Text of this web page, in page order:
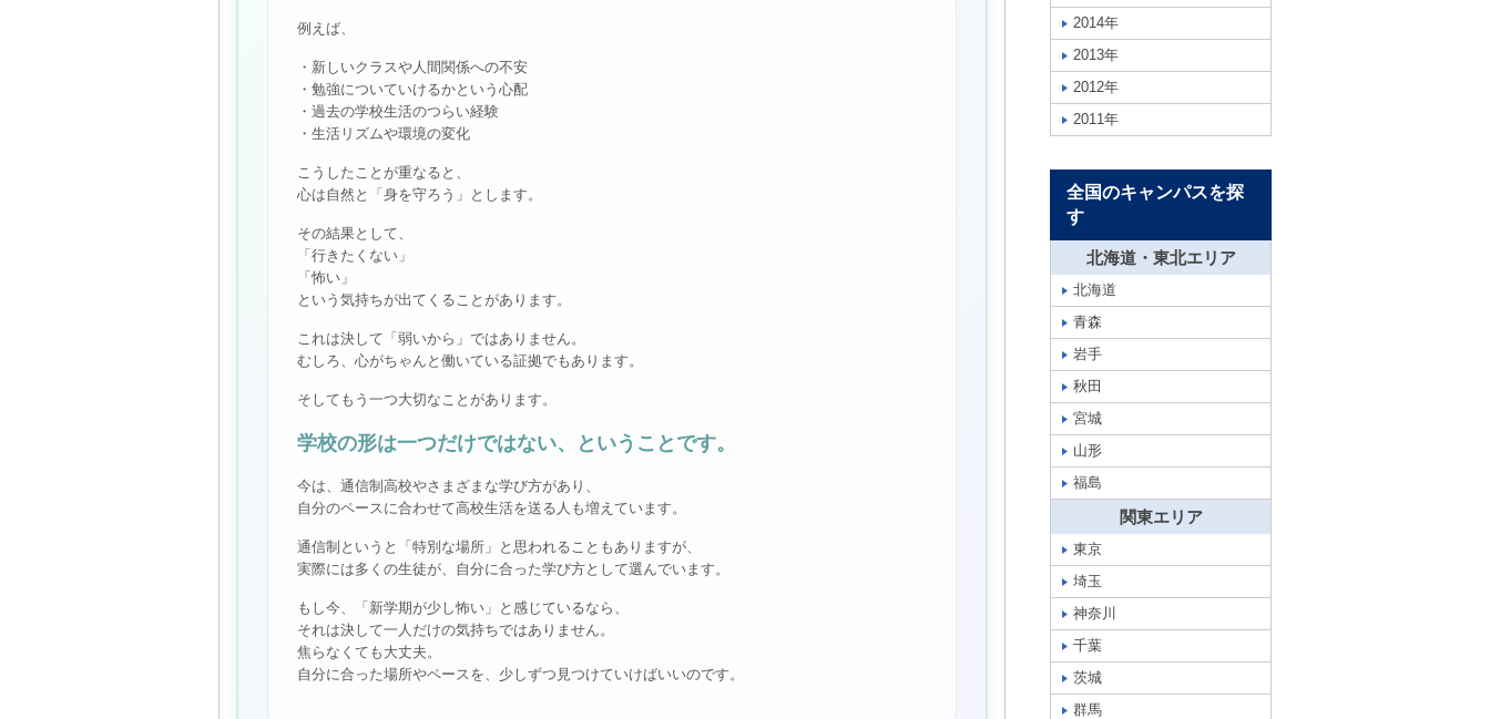
例えば、
・新しいクラスや人間関係への不安
・勉強についていけるかという心配
・過去の学校生活のつらい経験
・生活リズムや環境の変化
こうしたことが重なると、
心は自然と「身を守ろう」とします。
その結果として、
「行きたくない」
「怖い」
という気持ちが出てくることがあります。
これは決して「弱いから」ではありません。
むしろ、心がちゃんと働いている証拠でもあります。
そしてもう一つ大切なことがあります。
学校の形は一つだけではない、ということです。
今は、通信制高校やさまざまな学び方があり、
自分のペースに合わせて高校生活を送る人も増えています。
通信制というと「特別な場所」と思われることもありますが、
実際には多くの生徒が、自分に合った学び方として選んでいます。
もし今、「新学期が少し怖い」と感じているなら、
それは決して一人だけの気持ちではありません。
焦らなくても大丈夫。
自分に合った場所やペースを、少しずつ見つけていけばいいのです。
2014年
2013年
2012年
2011年
全国のキャンパスを探
す
北海道・東北エリア
北海道
青森
岩手
秋田
宮城
山形
福島
関東エリア
東京
埼玉
神奈川
千葉
茨城
群馬